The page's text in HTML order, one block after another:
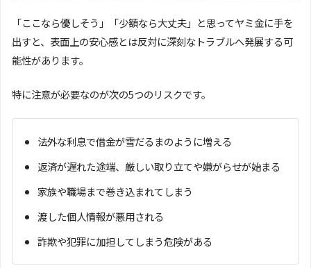
「ここなら優しそう」「少額なら大丈夫」と思ってヤミ金に手を
出すと、表面上の安心感とは反対に深刻なトラブルへ発展する可
能性があります。
特に注意が必要なのが次の5つのリスクです。
法外な利息で借金が雪だるまのように増える
返済が遅れた途端、厳しい取り立てや嫌がらせが始まる
家族や職場まで巻き込まれてしまう
渡した個人情報が悪用される
詐欺や犯罪に加担してしまう危険がある